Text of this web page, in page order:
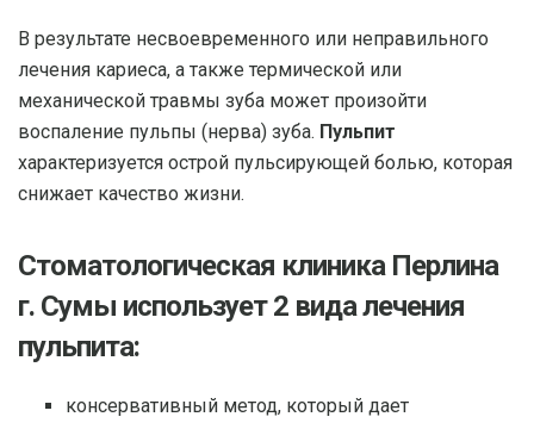
В результате несвоевременного или неправильного
лечения кариеса, а также термической или
механической травмы зуба может произойти
воспаление пульпы (нерва) зуба. Пульпит
характеризуется острой пульсирующей болью, которая
снижает качество жизни.
Стоматологическая клиника Перлина
г. Сумы использует 2 вида лечения
пульпита:
консервативный метод, который дает